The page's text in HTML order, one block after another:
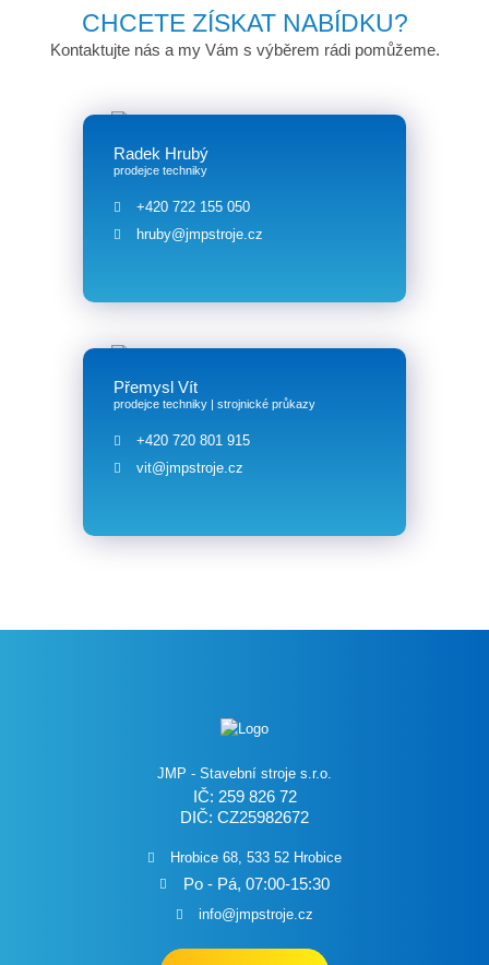
CHCETE ZÍSKAT NABÍDKU?
Kontaktujte nás a my Vám s výběrem rádi pomůžeme.
Radek Hrubý
prodejce techniky
+420 722 155 050
hruby@jmpstroje.cz
Přemysl Vít
prodejce techniky | strojnické průkazy
+420 720 801 915
vit@jmpstroje.cz
JMP - Stavební stroje s.r.o.
IČ: 259 826 72
DIČ: CZ25982672
Hrobice 68, 533 52 Hrobice
Po - Pá, 07:00-15:30
info@jmpstroje.cz